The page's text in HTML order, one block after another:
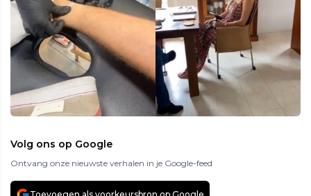
Volg ons op Google
Ontvang onze nieuwste verhalen in je Google-feed